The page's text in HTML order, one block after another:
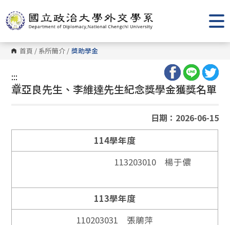
到
主
要
內
容
區 首頁 / 系所簡介 / 獎助學金
:::
:::
章亞良先生、李維達先生紀念獎學金獲獎名單
日期：2026-06-15
114學年度
113203010 楊于儂
113學年度
110203031 張鵑萍